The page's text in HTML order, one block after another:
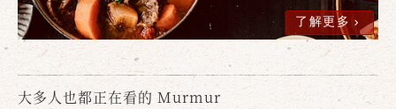
了解更多
大多人也都正在看的 Murmur